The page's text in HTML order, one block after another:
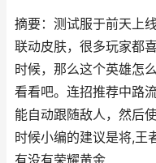
摘要：测试服于前天上
联动皮肤，很多玩家都
时候，那么这个英雄怎
看看吧。连招推荐中路
能自动跟随敌人，然后
时候小编的建议是将,王